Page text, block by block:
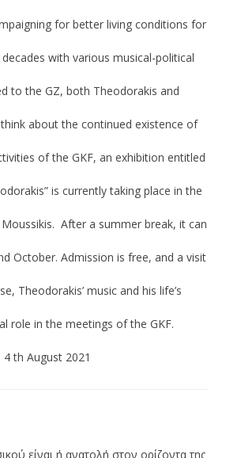
for better living conditions for
with various musical-political
to the GZ, both Theodorakis and
about the continued existence of
of the GKF, an exhibition entitled
is currently taking place in the
After a summer break, it can
October. Admission is free, and a visit
Theodorakis’ music and his life’s
role in the meetings of the GKF.
th August 2021
είναι ή ανατολή στον ορίζοντα της